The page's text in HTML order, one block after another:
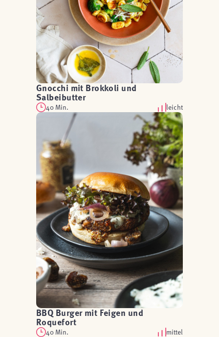
Gnocchi mit Brokkoli und
Salbeibutter
40 Min. leicht
BBQ Burger mit Feigen und
Roquefort
40 Min. mittel